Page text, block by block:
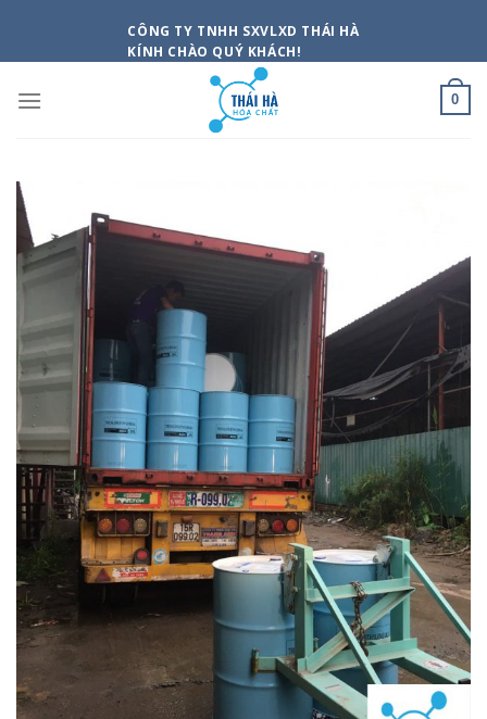
content
CÔNG TY TNHH SXVLXD THÁI HÀ
KÍNH CHÀO QUÝ KHÁCH!
0